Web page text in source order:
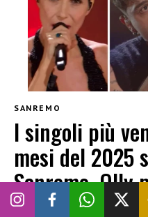
SANREMO
I singoli più
mesi del 2025
Sanremo, Olly